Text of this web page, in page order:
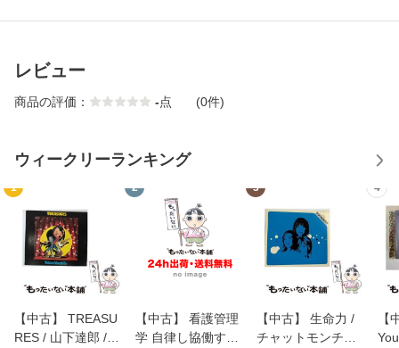
レビュー
商品の評価： -点 (0件)
ウィークリーランキング
1
【中古】 TREASU
RES / 山下達郎 /
2
【中古】 看護管理
学 自律し協働する
3
【中古】 生命力 /
チャットモンチー /
4
【